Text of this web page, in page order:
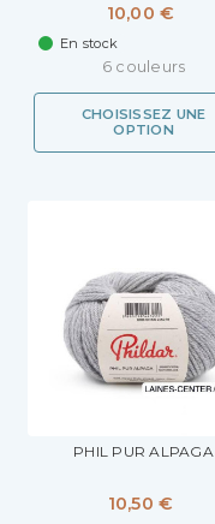
10,00 €
En stock
6 couleurs
CHOISISSEZ UNE
OPTION
PHIL PUR ALPAGA
10,50 €